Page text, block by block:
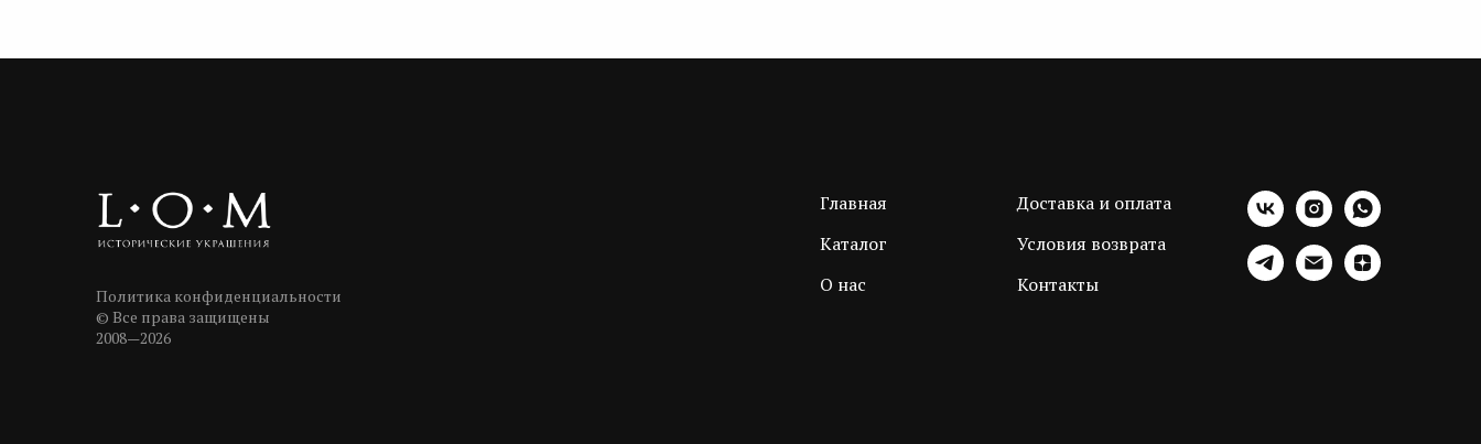
Политика конфиденциальности
© Все права защищены
2008—2026
Главная
Каталог
О нас
Доставка и оплата
Условия возврата
Контакты